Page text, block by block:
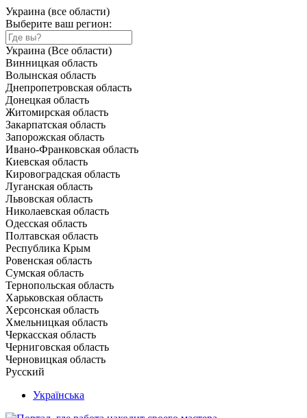
Украина (все области)
Выберите ваш регион:
Украина (Все области)
Винницкая область
Волынская область
Днепропетровская область
Донецкая область
Житомирская область
Закарпатская область
Запорожская область
Ивано-Франковская область
Киевская область
Кировоградская область
Луганская область
Львовская область
Николаевская область
Одесская область
Полтавская область
Республика Крым
Ровенская область
Сумская область
Тернопольская область
Харьковская область
Херсонская область
Хмельницкая область
Черкасская область
Черниговская область
Черновицкая область
Русский
Українська